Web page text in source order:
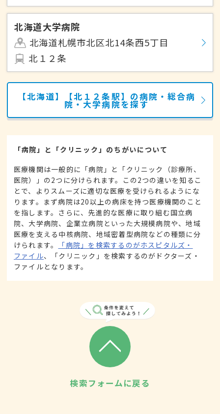
北海道大学病院
北海道札幌市北区北14条西5丁目
北１２条
【北海道】【北１２条駅】の病院・総合病
院・大学病院を探す
「病院」と「クリニック」のちがいについて
医療機関は一般的に「病院」と「クリニック（診療所、
医院）」の2つに分けられます。この2つの違いを知るこ
とで、よりスムーズに適切な医療を受けられるようにな
ります。まず病院は20以上の病床を持つ医療機関のこと
を指します。さらに、先進的な医療に取り組む国立病
院、大学病院、企業立病院といった大規模病院や、地域
医療を支える中核病院、地域密着型病院などの種類に分
けられます。
「病院」を検索するのがホスピタルズ・
ファイル、「クリニック」を検索するのがドクターズ・
ファイルとなります。
検索フォームに戻る